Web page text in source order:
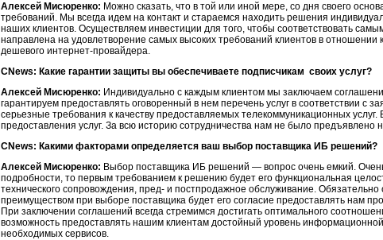
Алексей Мисюренко: Можно сказать, что в той или иной мере, со дня своего
требований. Мы всегда идем на контакт и стараемся находить решения
наших клиентов. Осуществляем инвестиции для того, чтобы соответствовать
направлена на удовлетворение самых высоких требований клиентов в отношении
дешевого интернет-провайдера.
CNews: Какие гарантии защиты вы обеспечиваете подписчикам своих услуг?
Алексей Мисюренко: Индивидуально с каждым клиентом мы заключаем
гарантируем предоставлять оговоренный в нем перечень услуг в соответствии
серьезные требования к качеству предоставляемых телекоммуникационных
предоставления услуг. За всю историю сотрудничества нам не было предъявлено
CNews: Какими факторами определяется ваш выбор поставщика ИБ решений?
Алексей Мисюренко: Выбор поставщика ИБ решений — вопрос очень емкий.
подробности, то первым требованием к решению будет его функциональная
технического сопровождения, пред- и постпродажное обслуживание.
преимуществом при выборе поставщика будет его согласие предоставлять нам
При заключении соглашений всегда стремимся достигать оптимального
возможность предоставлять нашим клиентам достойный уровень
необходимых сервисов.